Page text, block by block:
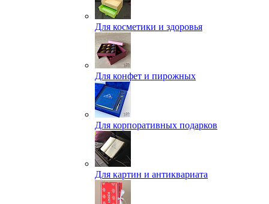
Для косметики и здоровья
Для конфет и пирожных
Для корпоративных подарков
Для картин и антиквариата